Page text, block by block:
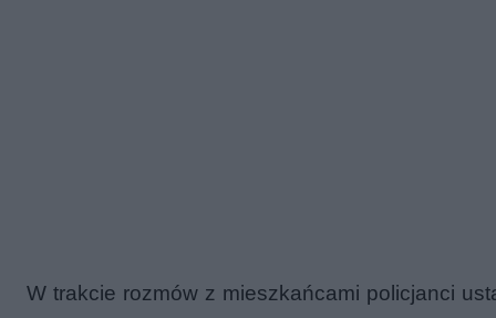
W trakcie rozmów z mieszkańcami policjanci